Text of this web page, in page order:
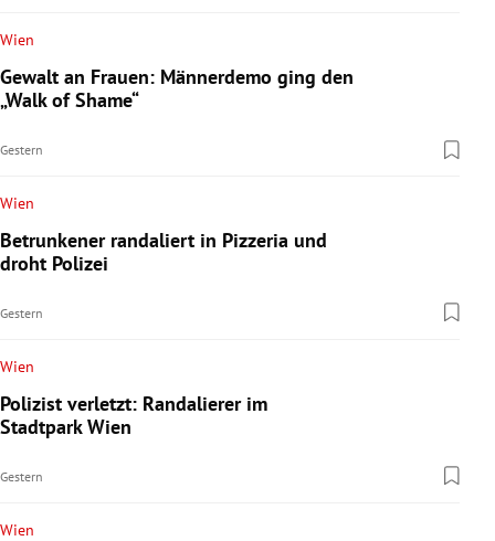
Wien
Gewalt an Frauen: Männerdemo ging den
„Walk of Shame“
Gestern
Wien
Betrunkener randaliert in Pizzeria und
droht Polizei
Gestern
Wien
Polizist verletzt: Randalierer im
Stadtpark Wien
Gestern
Wien